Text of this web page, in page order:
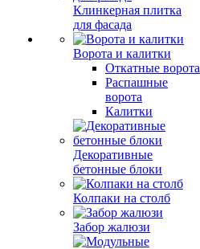
Клинкерная плитка
для фасада
Ворота и калитки
Откатные ворота
Распашные
ворота
Калитки
Декоративные
бетонные блоки
Колпаки на столб
Забор жалюзи